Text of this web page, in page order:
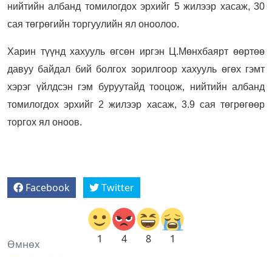
нийтийн албанд томилогдох эрхийг 5 жилээр хасаж, 30
сая төгрөгийн торгуулийн ял оноолоо.
Харин түүнд хахууль өгсөн иргэн Ц.Мөнхбаярт өөртөө
давуу байдал бий болгох зорилгоор хахууль өгөх гэмт
хэрэг үйлдсэн гэм буруутайд тооцож, нийтийн албанд
томилогдох эрхийг 2 жилээр хасаж, 3.9 сая төгрөгөөр
торгох ял оноов.
Facebook Twitter
1 4 8 1
Өмнөх